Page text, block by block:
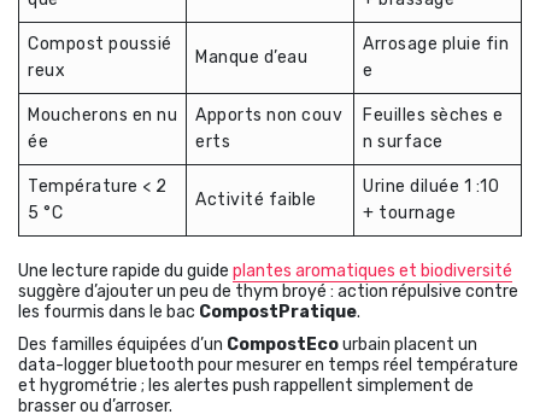
Compost poussié
reux
Manque d’eau
Arrosage pluie fin
e
Moucherons en nu
ée
Apports non couv
erts
Feuilles sèches e
n surface
Température < 2
5 °C
Activité faible
Urine diluée 1 :10
+ tournage
Une lecture rapide du guide plantes aromatiques et biodiversité
suggère d’ajouter un peu de thym broyé : action répulsive contre
les fourmis dans le bac CompostPratique.
Des familles équipées d’un CompostEcourbain placent un
data-logger bluetooth pour mesurer en temps réel température
et hygrométrie ; les alertes push rappellent simplement de
brasser ou d’arroser.